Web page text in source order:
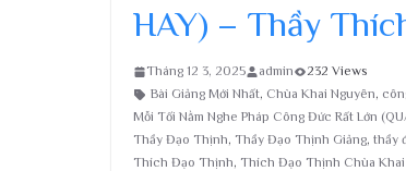
HAY) – Thầy
Tháng 12 3, 2025 admin
232 Views
Bài Giảng Mới Nhất, Chùa Khai Nguyên,
Mỗi Tối Nằm Nghe Pháp Công Đức Rất Lớn
Thầy Đạo Thịnh, Thầy Đạo Thịnh Giảng, thầy
Thích Đạo Thịnh, Thích Đạo Thịnh Chùa Khai